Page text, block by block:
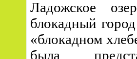
Ладожское
блокадный
«блокадном
была